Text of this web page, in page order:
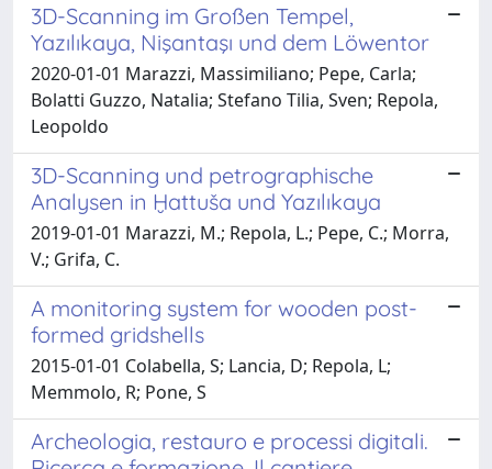
3D-Scanning im Großen Tempel,
Yazılıkaya, Nişantaşı und dem Löwentor
2020-01-01 Marazzi, Massimiliano; Pepe, Carla;
Bolatti Guzzo, Natalia; Stefano Tilia, Sven; Repola,
Leopoldo
3D-Scanning und petrographische
Analysen in Ḫattuša und Yazılıkaya
2019-01-01 Marazzi, M.; Repola, L.; Pepe, C.; Morra,
V.; Grifa, C.
A monitoring system for wooden post-
formed gridshells
2015-01-01 Colabella, S; Lancia, D; Repola, L;
Memmolo, R; Pone, S
Archeologia, restauro e processi digitali.